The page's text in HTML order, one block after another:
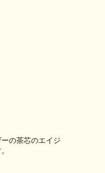
の茶芯のエイジ